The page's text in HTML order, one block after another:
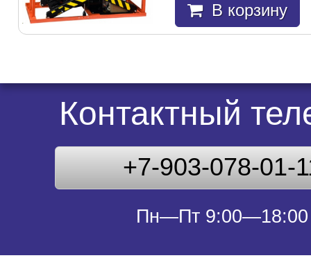
В корзину
Контактный
+7-903-078-01-
Пн—Пт 9:00—18:00